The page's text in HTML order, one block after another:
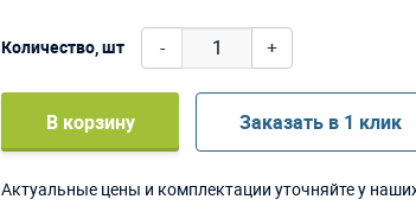
Количество, шт - +
В корзину Заказать в 1 клик
Актуальные цены и комплектации уточняйте у